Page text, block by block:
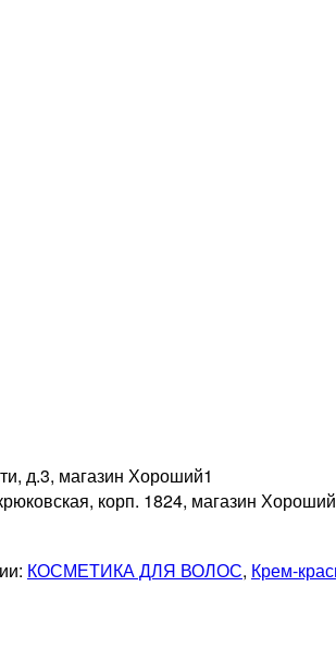
д.3, магазин Хороший1
корп. 1824, магазин Хороший
КОСМЕТИКА ДЛЯ ВОЛОС, Крем-